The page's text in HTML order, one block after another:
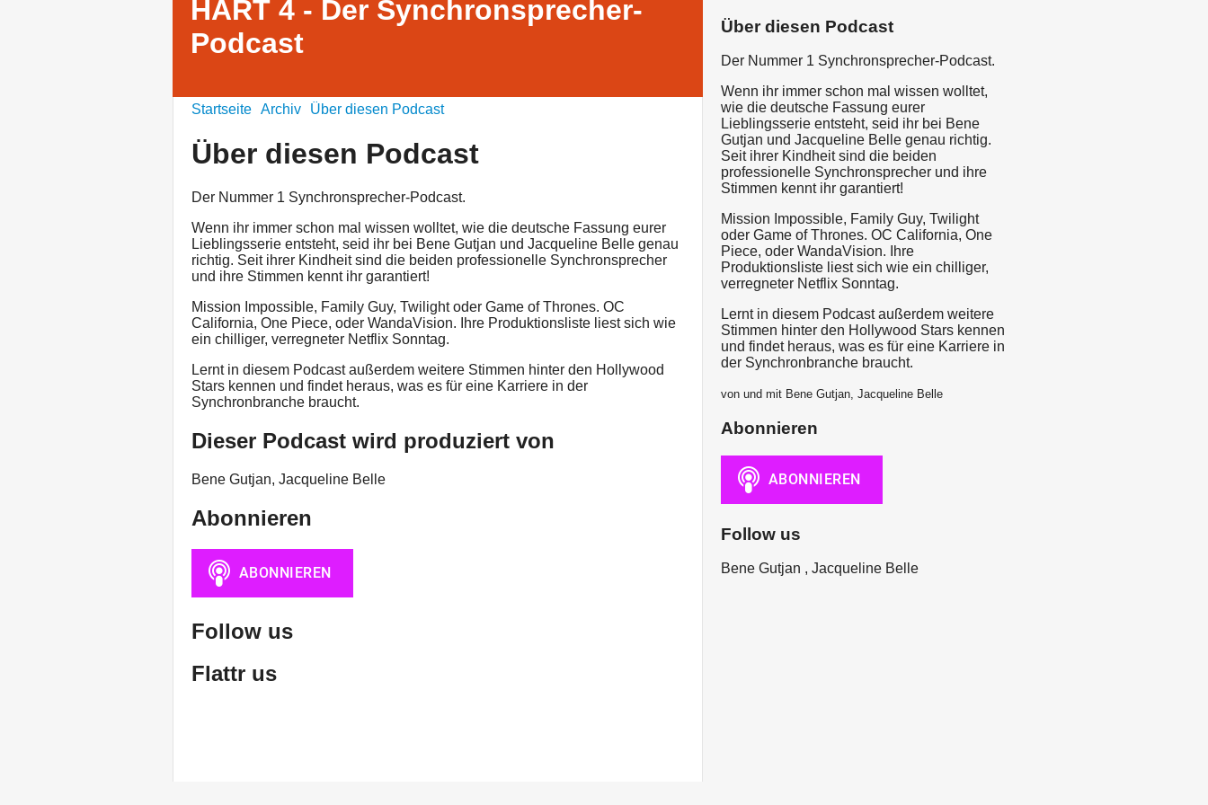
HART 4 - Der Synchronsprecher-
Podcast
Startseite Archiv Über diesen Podcast
Über diesen Podcast
Der Nummer 1 Synchronsprecher-Podcast.
Wenn ihr immer schon mal wissen wolltet, wie die deutsche Fassung eurer
Lieblingsserie entsteht, seid ihr bei Bene Gutjan und Jacqueline Belle genau
richtig. Seit ihrer Kindheit sind die beiden professionelle Synchronsprecher
und ihre Stimmen kennt ihr garantiert!
Mission Impossible, Family Guy, Twilight oder Game of Thrones. OC
California, One Piece, oder WandaVision. Ihre Produktionsliste liest sich wie
ein chilliger, verregneter Netflix Sonntag.
Lernt in diesem Podcast außerdem weitere Stimmen hinter den Hollywood
Stars kennen und findet heraus, was es für eine Karriere in der
Synchronbranche braucht.
Dieser Podcast wird produziert von
Bene Gutjan, Jacqueline Belle
Abonnieren
Follow us
Flattr us
Über diesen Podcast
Der Nummer 1 Synchronsprecher-Podcast.
Wenn ihr immer schon mal wissen wolltet,
wie die deutsche Fassung eurer
Lieblingsserie entsteht, seid ihr bei Bene
Gutjan und Jacqueline Belle genau richtig.
Seit ihrer Kindheit sind die beiden
professionelle Synchronsprecher und ihre
Stimmen kennt ihr garantiert!
Mission Impossible, Family Guy, Twilight
oder Game of Thrones. OC California, One
Piece, oder WandaVision. Ihre
Produktionsliste liest sich wie ein chilliger,
verregneter Netflix Sonntag.
Lernt in diesem Podcast außerdem weitere
Stimmen hinter den Hollywood Stars kennen
und findet heraus, was es für eine Karriere in
der Synchronbranche braucht.
von und mit Bene Gutjan, Jacqueline Belle
Abonnieren
Follow us
Bene Gutjan , Jacqueline Belle